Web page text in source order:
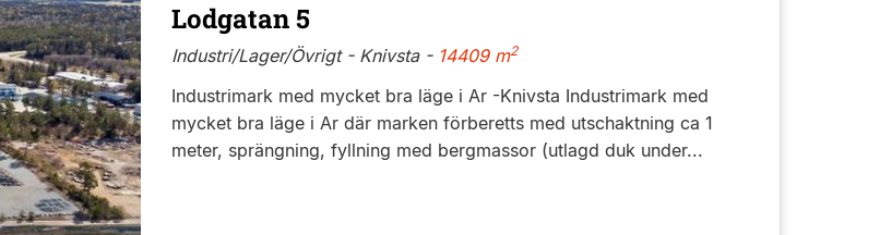
Lodgatan 5
Industri/Lager/Övrigt - Knivsta -14409 m2
Industrimark med mycket bra läge i Ar -Knivsta Industrimark med
mycket bra läge i Ar där marken förberetts med utschaktning ca 1
meter, sprängning, fyllning med bergmassor (utlagd duk under...